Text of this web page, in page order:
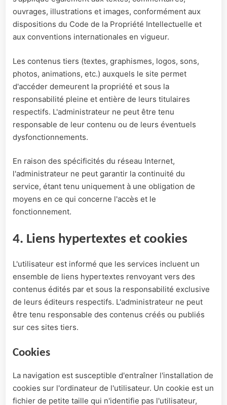
ouvrages, illustrations et images, conformément aux
dispositions du Code de la Propriété Intellectuelle et
aux conventions internationales en vigueur.
Les contenus tiers (textes, graphismes, logos, sons,
photos, animations, etc.) auxquels le site permet
d'accéder demeurent la propriété et sous la
responsabilité pleine et entière de leurs titulaires
respectifs. L'administrateur ne peut être tenu
responsable de leur contenu ou de leurs éventuels
dysfonctionnements.
En raison des spécificités du réseau Internet,
l'administrateur ne peut garantir la continuité du
service, étant tenu uniquement à une obligation de
moyens en ce qui concerne l'accès et le
fonctionnement.
4. Liens hypertextes et cookies
L'utilisateur est informé que les services incluent un
ensemble de liens hypertextes renvoyant vers des
contenus édités par et sous la responsabilité exclusive
de leurs éditeurs respectifs. L'administrateur ne peut
être tenu responsable des contenus créés ou publiés
sur ces sites tiers.
Cookies
La navigation est susceptible d'entraîner l'installation de
cookies sur l'ordinateur de l'utilisateur. Un cookie est un
fichier de petite taille qui n'identifie pas l'utilisateur,